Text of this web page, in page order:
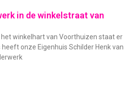
in de winkelstraat van
winkelhart van Voorthuizen staat er
onze Eigenhuis Schilder Henk van